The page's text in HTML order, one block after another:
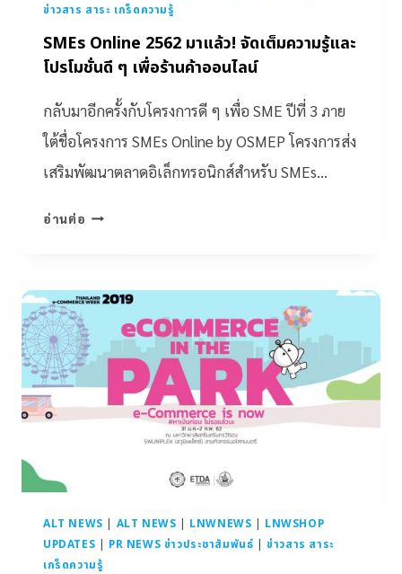
ข่าวสาร สาระ เกร็ดความรู้
SMEs Online 2562 มาแล้ว! จัดเต็มความรู้และ
โปรโมชั่นดี ๆ เพื่อร้านค้าออนไลน์
กลับมาอีกครั้งกับโครงการดี ๆ เพื่อ SME ปีที่ 3 ภาย
ใต้ชื่อโครงการ SMEs Online by OSMEP โครงการส่ง
เสริมพัฒนาตลาดอิเล็กทรอนิกส์สำหรับ SMEs…
อ่านต่อ
ALT NEWS | ALT NEWS | LNWNEWS | LNWSHOP
UPDATES | PR NEWS ข่าวประชาสัมพันธ์ |ข่าวสาร สาระ
เกร็ดความรู้